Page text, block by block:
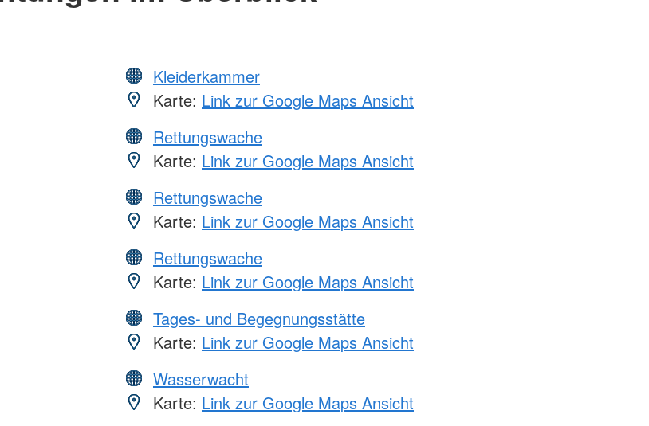
Kleiderkammer
Karte: Link zur Google Maps Ansicht
Rettungswache
Karte: Link zur Google Maps Ansicht
Rettungswache
Karte: Link zur Google Maps Ansicht
Rettungswache
Karte: Link zur Google Maps Ansicht
Tages- und Begegnungsstätte
Karte: Link zur Google Maps Ansicht
Wasserwacht
Karte: Link zur Google Maps Ansicht